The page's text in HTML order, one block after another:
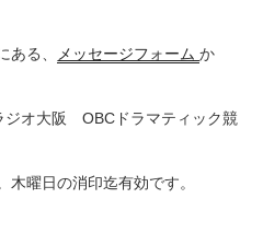
ある、 メッセージフォームか
ジオ大阪 OBCドラマティック競
木曜日の消印迄有効です。